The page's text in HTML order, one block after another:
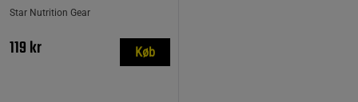
Star Nutrition Gear
119 kr Køb